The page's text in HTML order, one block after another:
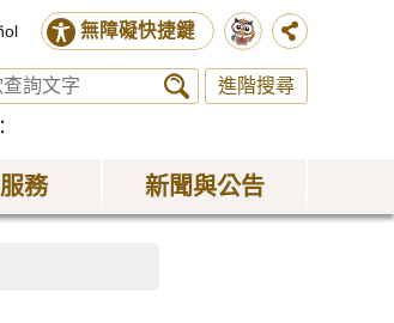
無障礙快捷鍵
進階搜尋
務 新聞與公告